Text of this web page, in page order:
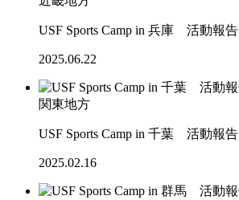
USF Sports Camp in 兵庫 活動報告
2025.06.22
関東地方
USF Sports Camp in 千葉 活動報告
2025.02.16